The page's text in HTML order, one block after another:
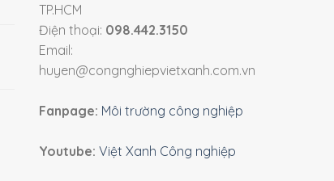
TP.HCM
Điện thoại: 098.442.3150
Email:
huyen@congnghiepvietxanh.com.vn
Fanpage: Môi trường công nghiệp
Youtube: Việt Xanh Công nghiệp